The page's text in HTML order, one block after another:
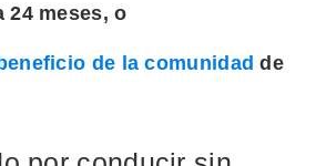
24 meses, o
de la comunidad de